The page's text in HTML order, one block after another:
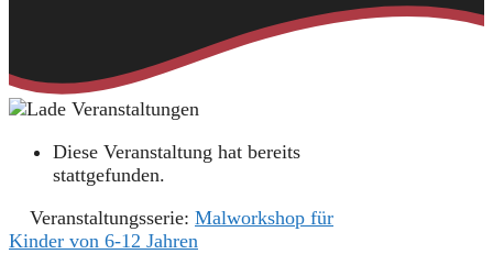
Diese Veranstaltung hat bereits
stattgefunden.
Veranstaltungsserie: Malworkshop für
Kinder von 6-12 Jahren